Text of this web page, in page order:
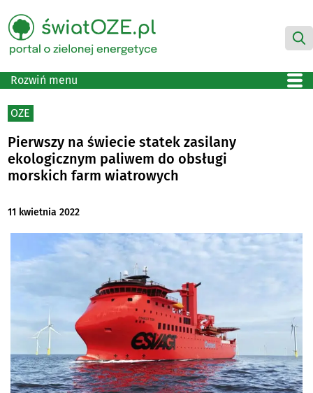
Rozwiń menu
OZE
Pierwszy na świecie statek zasilany
ekologicznym paliwem do obsługi
morskich farm wiatrowych
11 kwietnia 2022